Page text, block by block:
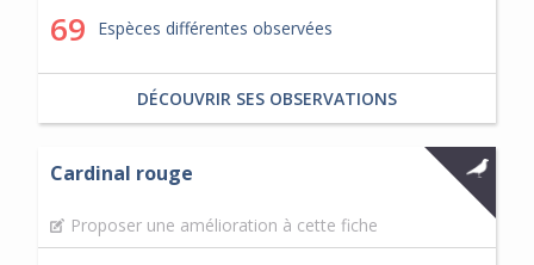
69 Espèces différentes observées
DÉCOUVRIR SES OBSERVATIONS
Cardinal rouge
Proposer une amélioration à cette fiche